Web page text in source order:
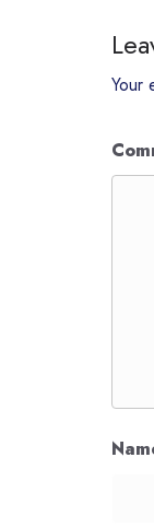
Your